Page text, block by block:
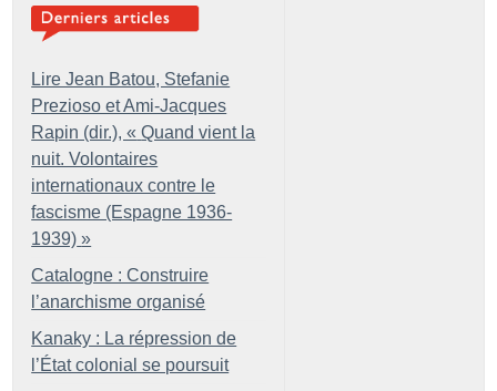
Lire Jean Batou, Stefanie
Prezioso et Ami-Jacques
Rapin (dir.), « Quand vient la
nuit. Volontaires
internationaux contre le
fascisme (Espagne 1936-
1939) »
Catalogne : Construire
l’anarchisme organisé
Kanaky : La répression de
l’État colonial se poursuit